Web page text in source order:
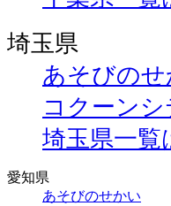
埼玉県
あそびのせ
コクーン
埼玉県一覧
愛知県
あそびのせかい